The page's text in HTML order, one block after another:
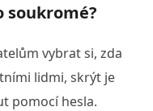
soukromé?
vybrat si, zda
lidmi, skrýt je
pomocí hesla.